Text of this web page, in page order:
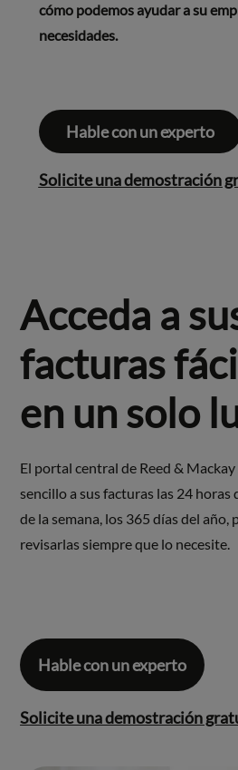
cómo podemos ayudar a su
necesidades.
Hable con un experto
Solicite una demostración
Acceda a
facturas
en un solo
El portal central de Reed & Mackay
sencillo a sus facturas las 24 horas
de la semana, los 365 días del año,
revisarlas siempre que lo necesite.
Hable con un experto
Solicite una demostración